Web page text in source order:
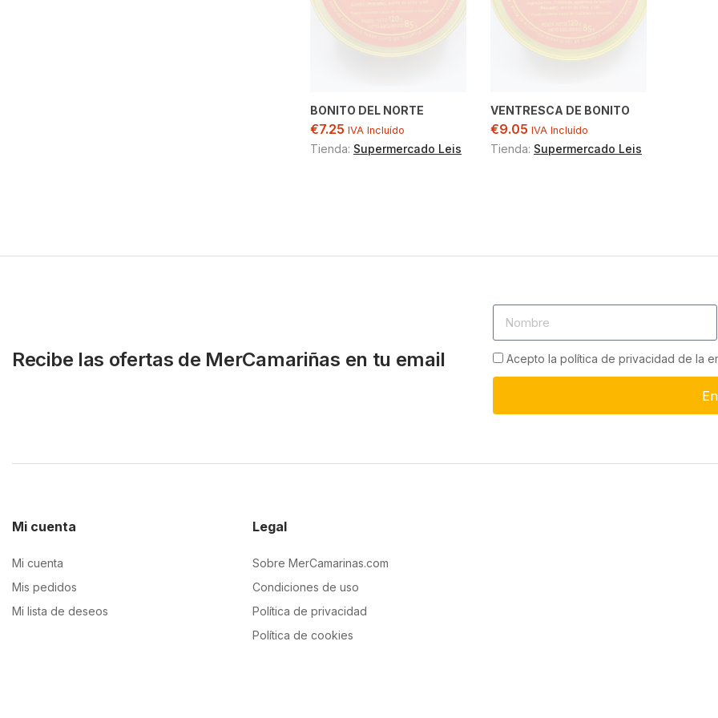
BONITO DEL NORTE
€7.25 IVA Incluído
Tienda: Supermercado Leis
VENTRESCA DE BONITO
€9.05 IVA Incluído
Tienda: Supermercado Leis
Recibe las ofertas de MerCamariñas en tu email Acepto la política de privacidad de la
Mi cuenta
Mi cuenta
Mis pedidos
Mi lista de deseos
Legal
Sobre MerCamarinas.com
Condiciones de uso
Política de privacidad
Política de cookies